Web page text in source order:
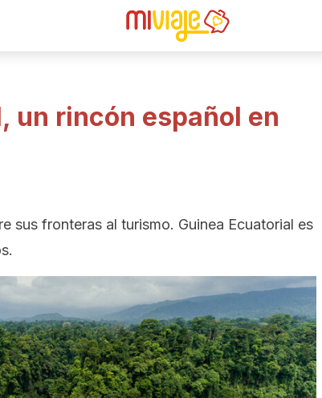
un rincón español en
sus fronteras al turismo. Guinea Ecuatorial es